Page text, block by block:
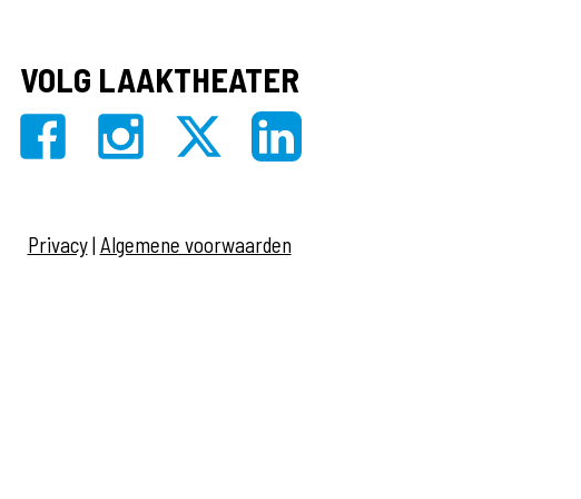
VOLG LAAKTHEATER
Privacy| Algemene voorwaarden